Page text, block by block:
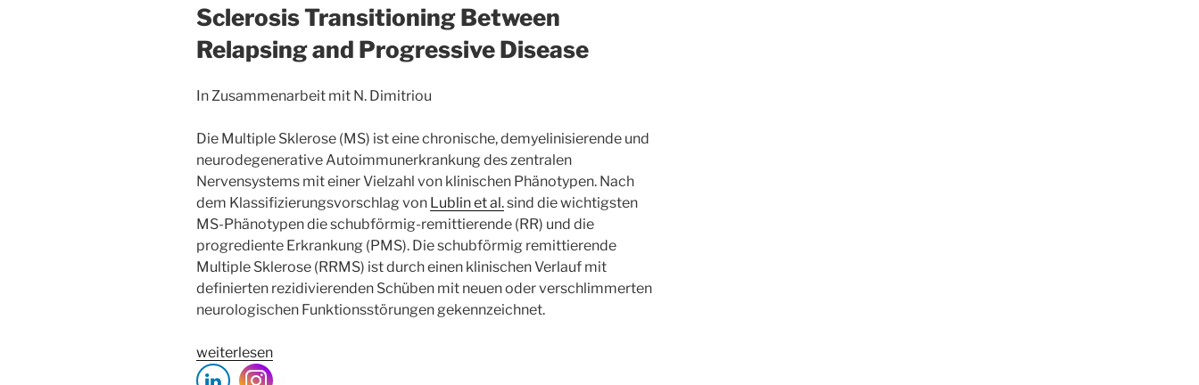
Sclerosis Transitioning Between
Relapsing and Progressive Disease
In Zusammenarbeit mit N. Dimitriou
Die Multiple Sklerose (MS) ist eine chronische, demyelinisierende und
neurodegenerative Autoimmunerkrankung des zentralen
Nervensystems mit einer Vielzahl von klinischen Phänotypen. Nach
dem Klassifizierungsvorschlag von Lublin et al.sind die wichtigsten
MS-Phänotypen die schubförmig-remittierende (RR) und die
progrediente Erkrankung (PMS). Die schubförmig remittierende
Multiple Sklerose (RRMS) ist durch einen klinischen Verlauf mit
definierten rezidivierenden Schüben mit neuen oder verschlimmerten
neurologischen Funktionsstörungen gekennzeichnet.
„Treatment
of
weiterlesen